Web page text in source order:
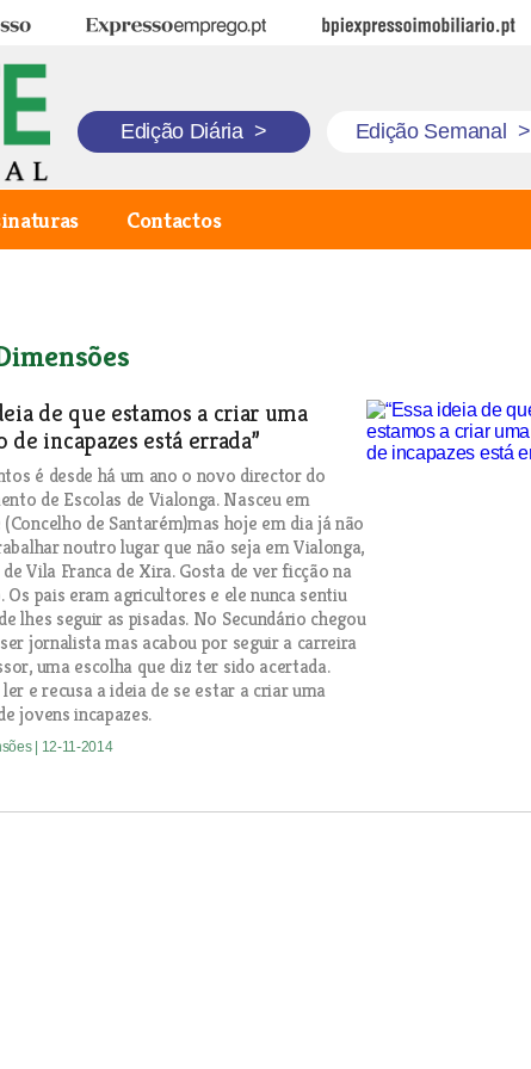
Expresso Emprego BPI Expresso Imobiliário
Edição Diária > Edição Semanal >
Contactos
de que estamos a criar uma
de incapazes está errada”
é desde há um ano o novo director do
de Escolas de Vialonga. Nasceu em
de Santarém)mas hoje em dia já não
noutro lugar que não seja em Vialonga,
Vila Franca de Xira. Gosta de ver ficção na
Os pais eram agricultores e ele nunca sentiu
lhes seguir as pisadas. No Secundário chegou
jornalista mas acabou por seguir a carreira
uma escolha que diz ter sido acertada.
e recusa a ideia de se estar a criar uma
jovens incapazes.
| 12-11-2014